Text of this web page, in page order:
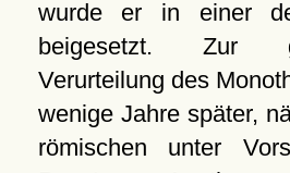
wurde er in einer
beigesetzt. Zur
Verurteilung des
wenige Jahre später,
römischen unter